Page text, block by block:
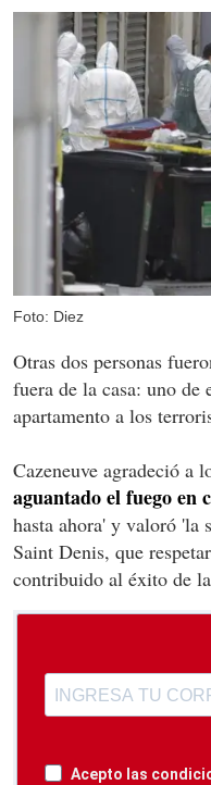
Foto: Diez
Otras dos personas
fuera de la casa: uno de
apartamento a los
Cazeneuve agradeció a
aguantado el fuego en
hasta ahora' y valoró 'la
Saint Denis, que
contribuido al éxito de
Acepto las